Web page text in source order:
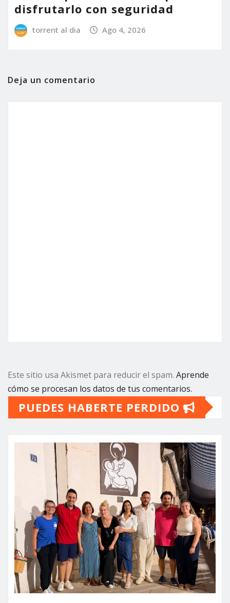
disfrutarlo con seguridad
torrent al dia Ago 4, 2026
Deja un comentario
Este sitio usa Akismet para reducir el spam. Aprende
cómo se procesan los datos de tus comentarios.
PUEDES HABERTE PERDIDO